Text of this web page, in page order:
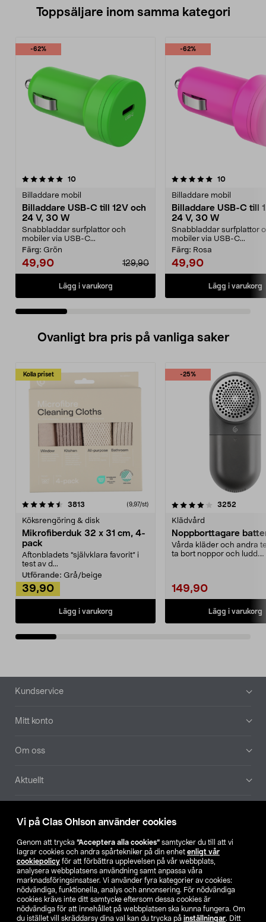
Vi på Clas Ohlson använder cookies
Genom att trycka ”Acceptera alla cookies” samtycker du till att vi
lagrar cookies och andra spårtekniker på din enhet enligt vår
cookiepolicy för att förbättra upplevelsen på vår webbplats,
analysera webbplatsens användning samt anpassa våra
marknadsföringsinsatser. Vi använder fyra kategorier av cookies:
nödvändiga, funktionella, analys och annonsering. För nödvändiga
cookies krävs inte ditt samtycke eftersom dessa cookies är
nödvändiga för att innehållet på webbplatsen ska kunna fungera. Om
du istället vill skräddarsy dina val kan du trycka på inställningar. Ditt
Toppsäljare inom samma kategori
-62%
10recensioner
Billaddare mobil
Billaddare USB-C till 12V och
24 V, 30 W
Snabbladdar surfplattor och
mobiler via USB-C...
Färg: Grön
49,90 129,90
Lägg i varukorg
-62%
5.0 av 5 stjärnor 10recensioner
Billaddare mobil
Billaddare USB-C till
24 V, 30 W
Snabbladdar surfplattor
mobiler via USB-C...
Färg: Rosa
49,90
Lägg i varukorg
4.5 av 5 stjärnor
Ovanligt bra pris på vanliga saker
Kolla priset
3813 (9,97/st)
Köksrengöring & disk
Mikrofiberduk 32 x 31 cm, 4-
pack
Aftonbladets "självklara favorit” i
test av d...
Utförande: Grå/beige
39,90
Lägg i varukorg
-25%
4.0av 5 stjärnor 3252
Klädvård
Noppborttagare
Vårda kläder och andra
ta bort noppor och ludd.
149,90
Lägg i varukorg
4.5av 5 stjärnor
Sidfot
Kundservice
Mitt konto
Om oss
Aktuellt
Hitta butik
SE NO FI